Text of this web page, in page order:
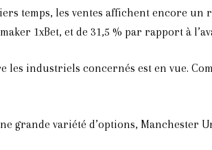
temps, les ventes affichent encore
1xBet, et de 31,5 % par rapport à
les industriels concernés est en vue.
grande variété d’options, Manchester